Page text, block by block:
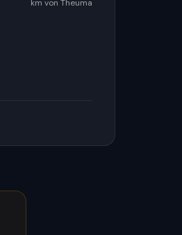
km von Theuma